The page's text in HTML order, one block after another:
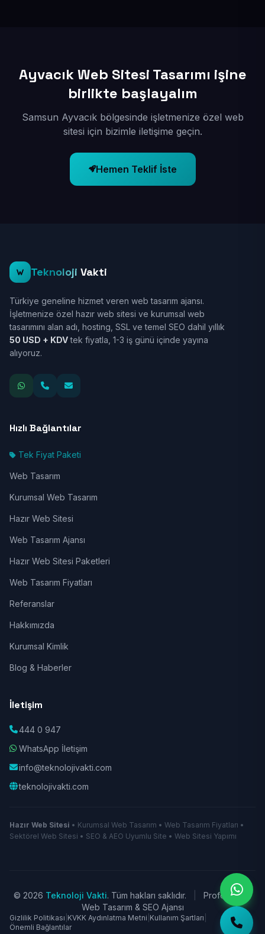
Ayvacık Web Sitesi Tasarımı işine
birlikte başlayalım
Samsun Ayvacık bölgesinde işletmenize özel web
sitesi için bizimle iletişime geçin.
Hemen Teklif İste
Teknoloji Vakti
Türkiye geneline hizmet veren web tasarım ajansı.
İşletmenize özel hazır web sitesi ve kurumsal web
tasarımını alan adı, hosting, SSL ve temel SEO dahil yıllık
50 USD + KDVtek fiyatla, 1-3 iş günü içinde yayına
alıyoruz.
Hızlı Bağlantılar
Tek Fiyat Paketi
Web Tasarım
Kurumsal Web Tasarım
Hazır Web Sitesi
Web Tasarım Ajansı
Hazır Web Sitesi Paketleri
Web Tasarım Fiyatları
Referanslar
Hakkımızda
Kurumsal Kimlik
Blog & Haberler
İletişim
444 0 947
WhatsApp İletişim
info@teknolojivakti.com
teknolojivakti.com
Hazır Web Sitesi • Kurumsal Web Tasarım • Web Tasarım Fiyatları •
Sektörel Web Sitesi • SEO & AEO Uyumlu Site • Web Sitesi Yapımı
© 2026 Teknoloji Vakti. Tüm hakları saklıdır.
Profesyonel
Web Tasarım & SEO Ajansı
Gizlilik Politikası KVKK Aydınlatma Metni Kullanım Şartları
Önemli Bağlantılar